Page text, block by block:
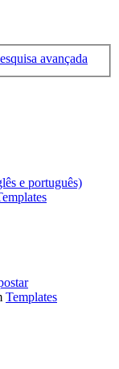
avançada
e português)
Templates